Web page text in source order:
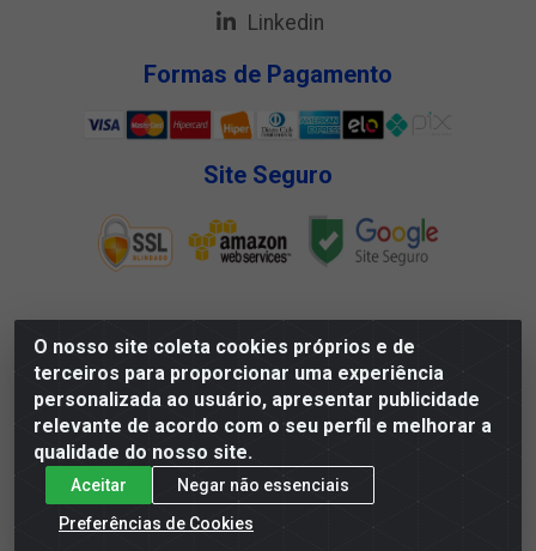
O nosso site coleta cookies próprios e de
terceiros para proporcionar uma experiência
personalizada ao usuário, apresentar publicidade
relevante de acordo com o seu perfil e melhorar a
qualidade do nosso site.
Aceitar
Negar não essenciais
Preferências de Cookies
Linkedin
Formas de Pagamento
Site Seguro
Megga Distribuidora LTDA - Rua Deputado Jesse Ferreira
Trindade, 1328 - Matadouro, Propriá/SE - CEP 49.900-000 -
CNPJ 07.488.144/0001-88